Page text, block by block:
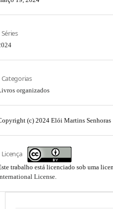
Séries
Categorias
organizados
(c) 2024 Elói Martins Senhoras
Licença
trabalho está licenciado sob uma
License